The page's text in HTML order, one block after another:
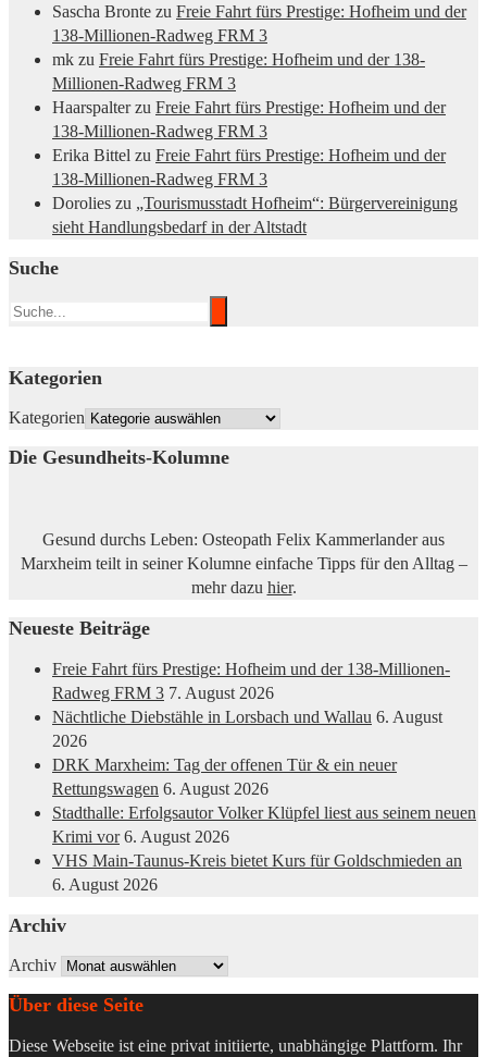
Sascha Bronte zu Freie Fahrt fürs Prestige: Hofheim und der
138-Millionen-Radweg FRM 3
mk zu Freie Fahrt fürs Prestige: Hofheim und der 138-
Millionen-Radweg FRM 3
Haarspalterzu Freie Fahrt fürs Prestige: Hofheim und der
138-Millionen-Radweg FRM 3
Erika Bittel zu Freie Fahrt fürs Prestige: Hofheim und der
138-Millionen-Radweg FRM 3
Dorolies zu „Tourismusstadt Hofheim“: Bürgervereinigung
sieht Handlungsbedarf in der Altstadt
Suche
Kategorien
Kategorien
Die Gesundheits-Kolumne
Gesund durchs Leben: Osteopath Felix Kammerlander aus
Marxheim teilt in seiner Kolumne einfache Tipps für den Alltag –
mehr dazu hier.
Neueste Beiträge
Freie Fahrt fürs Prestige: Hofheim und der 138-Millionen-
Radweg FRM 3 7. August 2026
Nächtliche Diebstähle in Lorsbach und Wallau 6. August
2026
DRK Marxheim: Tag der offenen Tür & ein neuer
Rettungswagen 6. August 2026
Stadthalle: Erfolgsautor Volker Klüpfel liest aus seinem neuen
Krimi vor 6. August 2026
VHS Main-Taunus-Kreis bietet Kurs für Goldschmieden an
6. August 2026
Archiv
Archiv
Über diese Seite
Diese Webseite ist eine privat initiierte, unabhängige Plattform. Ihr